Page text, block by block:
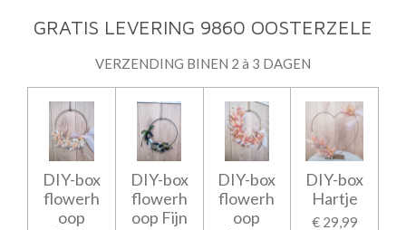
GRATIS LEVERING 9860 OOSTERZELE
VERZENDING BINEN 2 à 3 DAGEN
DIY-box
flowerh
oop
DIY-box
flowerh
oop Fijn
DIY-box
flowerh
oop
DIY-box
Hartje
€ 29,99